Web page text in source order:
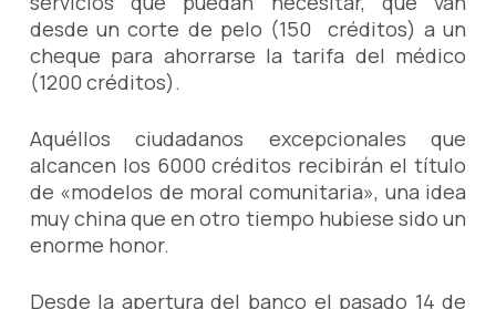
desde un corte de pelo (150 créditos) a un
cheque para ahorrarse la tarifa del médico
(1200 créditos).
Aquéllos ciudadanos excepcionales que
alcancen los 6000 créditos recibirán el título
de «modelos de moral comunitaria», una idea
muy china que en otro tiempo hubiese sido un
enorme honor.
Desde la apertura del banco el pasado 14 de